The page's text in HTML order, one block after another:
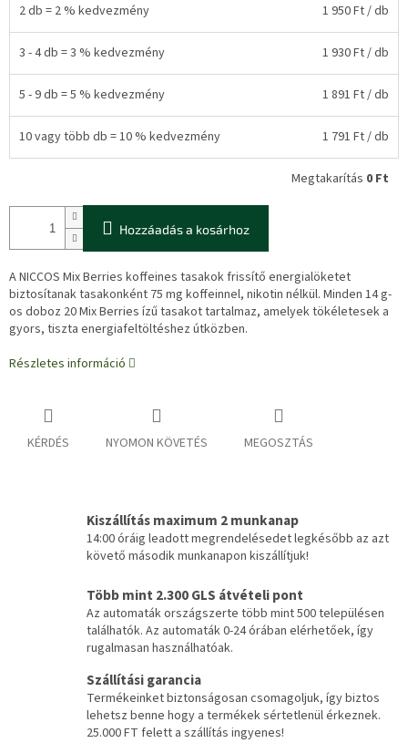
2 db = 2 % kedvezmény 1 950 Ft/ db
3 - 4 db = 3 % kedvezmény 1 930 Ft/ db
5 - 9 db = 5 % kedvezmény 1 891 Ft/ db
10 vagy több db = 10 % kedvezmény 1 791 Ft/ db
Megtakarítás 0 Ft
Hozzáadás a kosárhoz
A NICCOS Mix Berries koffeines tasakok frissítő energialöketet
biztosítanak tasakonként 75 mg koffeinnel, nikotin nélkül. Minden 14 g-
os doboz 20 Mix Berries ízű tasakot tartalmaz, amelyek tökéletesek a
gyors, tiszta energiafeltöltéshez útközben.
Részletes információ
KÉRDÉS NYOMON KÖVETÉS MEGOSZTÁS
Kiszállítás maximum 2 munkanap
14:00 óráig leadott megrendelésedet legkésőbb az azt
követő második munkanapon kiszállítjuk!
Több mint 2.300 GLS átvételi pont
Az automaták országszerte több mint 500 településen
találhatók. Az automaták 0-24 órában elérhetőek, így
rugalmasan használhatóak.
Szállítási garancia
Termékeinket biztonságosan csomagoljuk, így biztos
lehetsz benne hogy a termékek sértetlenül érkeznek.
25.000 FT felett a szállítás ingyenes!